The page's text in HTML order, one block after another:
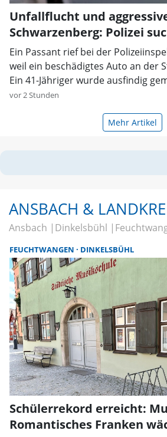
Unfallflucht und
Schwarzenberg: Polizei
Ein Passant rief bei der
weil ein beschädigtes Auto an der
Ein 41-Jähriger wurde ausfindig
vor 2 Stunden
Mehr Artikel
ANSBACH &
Ansbach Dinkelsbühl
FEUCHTWANGEN DINKELSBÜHL
Schülerrekord erreicht:
Romantisches Franken